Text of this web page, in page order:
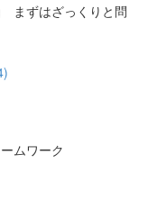
まずはざっくりと問
ムワーク